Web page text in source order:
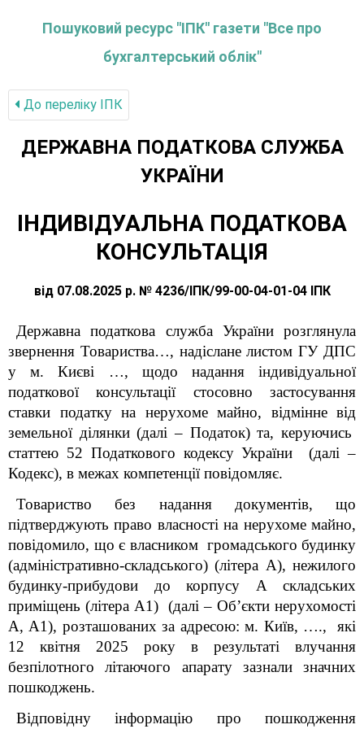
Пошуковий ресурс "ІПК" газети "Все про
бухгалтерський облік"
До переліку IПК
ДЕРЖАВНА ПОДАТКОВА СЛУЖБА
УКРАЇНИ
ІНДИВІДУАЛЬНА ПОДАТКОВА
КОНСУЛЬТАЦІЯ
від 07.08.2025 р. № 4236/ІПК/99-00-04-01-04 ІПК
Державна податкова служба України розглянула
звернення Товариства…, надісланелистом ГУ ДПС
у м. Києві …, щодо надання індивідуальної
податкової консультації стосовно застосування
ставки податку на нерухоме майно, відмінне від
земельної ділянки (далі – Податок) та, керуючись
статтею 52 Податкового кодексу України (далі –
Кодекс), в межах компетенції повідомляє.
Товариство без надання документів, що
підтверджують право власності на нерухоме майно,
повідомило, що є власником громадського будинку
(адміністративно-складського)(літера А), нежилого
будинку-прибудови до корпусу А складських
приміщень (літера А1) (далі – Об’єкти нерухомості
А, А1), розташованих за адресою: м. Київ, …., які
12 квітня 2025 року в результаті влучання
безпілотного літаючого апарату зазнали значних
пошкоджень.
Відповідну інформацію про пошкодження